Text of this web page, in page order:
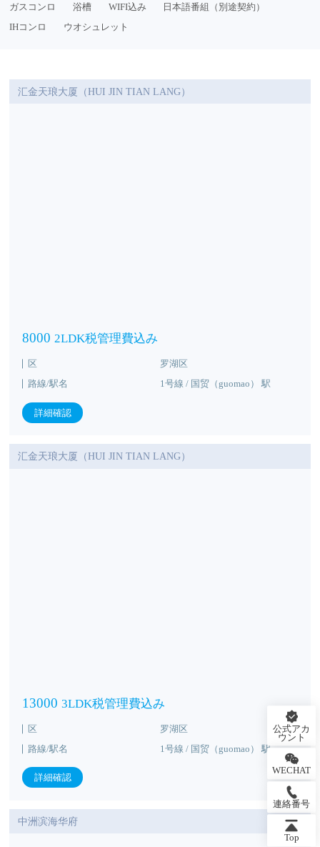
ガスコンロ
浴槽 WIFI込み
日本語番組（別途契約）
IHコンロ
ウオシュレット
汇金天琅大厦（HUI JIN TIAN LANG）
8000 2LDK税管理費込み
区
罗湖区
路線/駅名
1号線 / 国贸（guomao） 駅
詳細確認
汇金天琅大厦（HUI JIN TIAN LANG）
130003LDK税管理費込み
区
罗湖区
路線/駅名
1号線 / 国贸（guomao） 駅
詳細確認
中洲滨海华府
ウント
WECHAT
連絡番号
Top